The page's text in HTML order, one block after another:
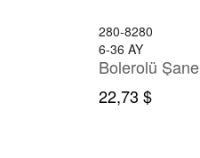
280-8280
6-36 AY
Bolerolü
22,73 $